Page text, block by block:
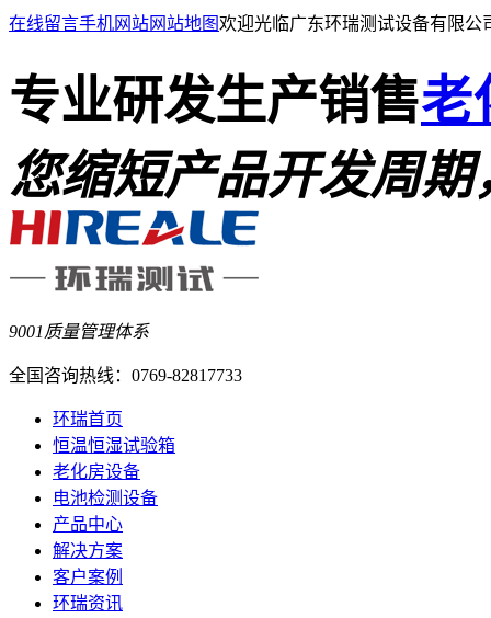
在线留言手机网站网站地图欢迎光临广东环瑞测试设备有限公
专业研发生产销售老
您缩短产品开发周
9001质量管理体系
全国咨询热线： 0769-82817733
环瑞首页
恒温恒湿试验箱
老化房设备
电池检测设备
产品中心
解决方案
客户案例
环瑞资讯